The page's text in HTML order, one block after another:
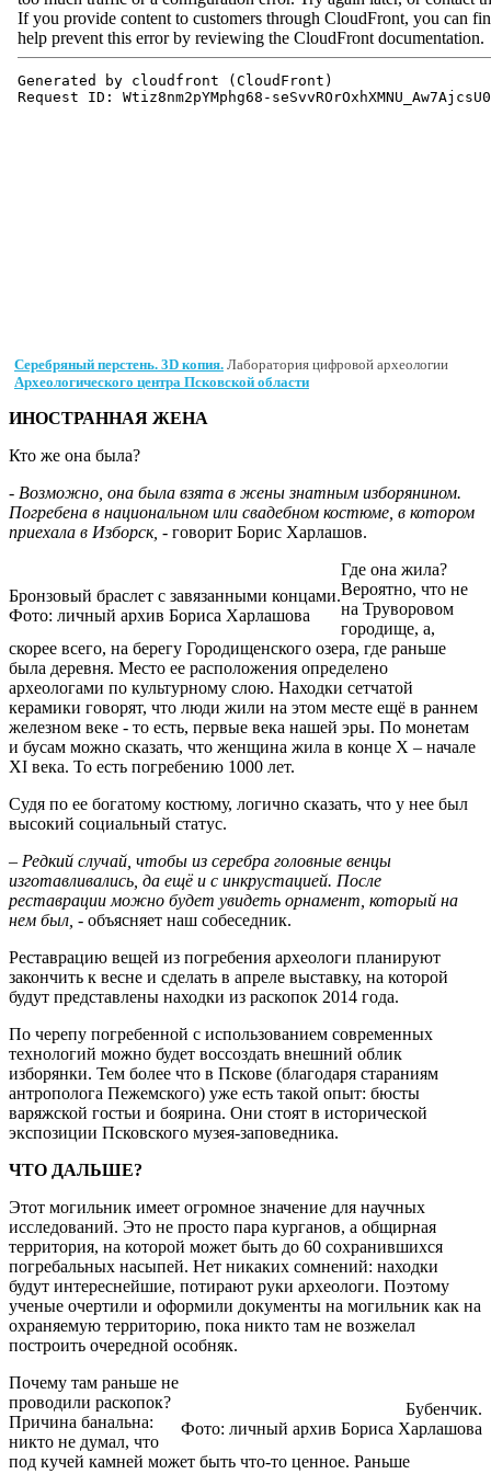
Серебряный перстень. 3D копия. Лаборатория цифровой археологии
Археологического центра Псковской области
ИНОСТРАННАЯ ЖЕНА
Кто же она была?
- Возможно, она была взята в жены знатным изборянином.
Погребена в национальном или свадебном костюме, в котором
приехала в Изборск, - говорит Борис Харлашов.
Бронзовый браслет с завязанными концами.
Фото: личный архив Бориса Харлашова
Где она жила?
Вероятно, что не
на Труворовом
городище, а,
скорее всего, на берегу Городищенского озера, где раньше
была деревня. Место ее расположения определено
археологами по культурному слою. Находки сетчатой
керамики говорят, что люди жили на этом месте ещё в раннем
железном веке - то есть, первые века нашей эры. По монетам
и бусам можно сказать, что женщина жила в конце X – начале
XI века. То есть погребению 1000 лет.
Судя по ее богатому костюму, логично сказать, что у нее был
высокий социальный статус.
– Редкий случай, чтобы из серебра головные венцы
изготавливались, да ещё и с инкрустацией. После
реставрации можно будет увидеть орнамент, который на
нем был, - объясняет наш собеседник.
Реставрацию вещей из погребения археологи планируют
закончить к весне и сделать в апреле выставку, на которой
будут представлены находки из раскопок 2014 года.
По черепу погребенной с использованием современных
технологий можно будет воссоздать внешний облик
изборянки. Тем более что в Пскове (благодаря стараниям
антрополога Пежемского) уже есть такой опыт: бюсты
варяжской гостьи и боярина. Они стоят в исторической
экспозиции Псковского музея-заповедника.
ЧТО ДАЛЬШЕ?
Этот могильник имеет огромное значение для научных
исследований. Это не просто пара курганов, а общирная
территория, на которой может быть до 60 сохранившихся
погребальных насыпей. Нет никаких сомнений: находки
будут интереснейшие, потирают руки археологи. Поэтому
ученые очертили и оформили документы на могильник как на
охраняемую территорию, пока никто там не возжелал
построить очередной особняк.
Бубенчик.
Фото: личный архив Бориса Харлашова
Почему там раньше не
проводили раскопок?
Причина банальна:
никто не думал, что
под кучей камней может быть что-то ценное. Раньше